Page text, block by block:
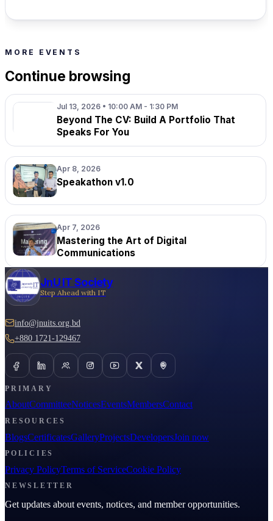
MORE EVENTS
Continue browsing
Jul 13, 2026 • 10:00 AM - 1:30 PM
Beyond The CV: Build A Portfolio That
Speaks For You
Apr 8, 2026
Speakathon v1.0
Apr 7, 2026
Mastering the Art of Digital
Communications
JnU IT Society
Step Ahead with IT
info@jnuits.org.bd
+880 1721-129467
PRIMARY
AboutCommitteeNoticesEventsMembersContact
RESOURCES
BlogsCertificatesGalleryProjectsDevelopersJoin now
POLICIES
Privacy PolicyTerms of ServiceCookie Policy
NEWSLETTER
Get updates about events, notices, and member opportunities.